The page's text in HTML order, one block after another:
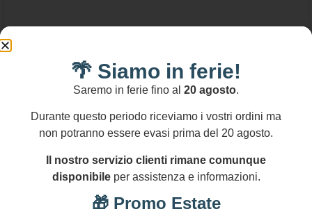
🌴 Siamo in ferie!
Saremo in ferie fino al 20 agosto.
Durante questo periodo riceviamo i vostri ordini ma
non potranno essere evasi prima del 20 agosto.
Il nostro servizio clienti rimane comunque
disponibileper assistenza e informazioni.
🎁 Promo Estate